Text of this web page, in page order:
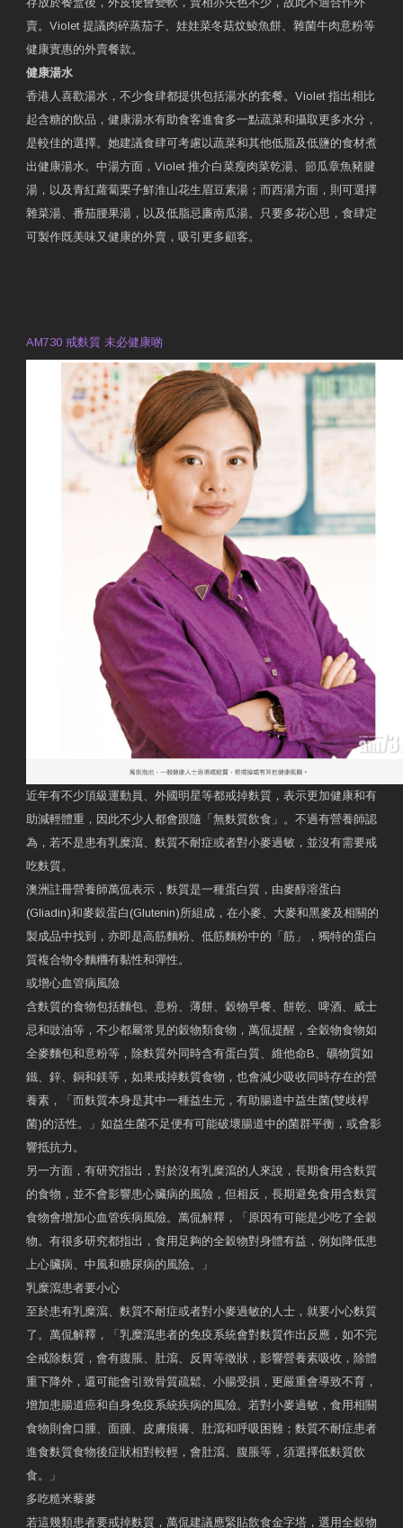
賣。Violet 提議肉碎蒸茄子、娃娃菜冬菇炆鯪魚餅、雜菌牛肉意粉等
健康實惠的外賣餐款。
健康湯水
香港人喜歡湯水，不少食肆都提供包括湯水的套餐。Violet 指出相比
起含糖的飲品，健康湯水有助食客進食多一點蔬菜和攝取更多水分，
是較佳的選擇。她建議食肆可考慮以蔬菜和其他低脂及低鹽的食材煮
出健康湯水。中湯方面，Violet 推介白菜瘦肉菜乾湯、節瓜章魚豬腱
湯，以及青紅蘿蔔栗子鮮淮山花生眉豆素湯；而西湯方面，則可選擇
雜菜湯、番茄腰果湯，以及低脂忌廉南瓜湯。只要多花心思，食肆定
可製作既美味又健康的外賣，吸引更多顧客。
AM730 戒麩質 未必健康啲
近年有不少頂級運動員、外國明星等都戒掉麩質，表示更加健康和有
助減輕體重，因此不少人都會跟隨「無麩質飲食」。不過有營養師認
為，若不是患有乳糜瀉、麩質不耐症或者對小麥過敏，並沒有需要戒
吃麩質。
澳洲註冊營養師萬侃表示，麩質是一種蛋白質，由麥醇溶蛋白
(Gliadin)和麥穀蛋白(Glutenin)所組成，在小麥、大麥和黑麥及相關的
製成品中找到，亦即是高筋麵粉、低筋麵粉中的「筋」，獨特的蛋白
質複合物令麵糰有黏性和彈性。
或增心血管病風險
含麩質的食物包括麵包、意粉、薄餅、穀物早餐、餅乾、啤酒、威士
忌和豉油等，不少都屬常見的穀物類食物，萬侃提醒，全穀物食物如
全麥麵包和意粉等，除麩質外同時含有蛋白質、維他命B、礦物質如
鐵、鋅、銅和鎂等，如果戒掉麩質食物，也會減少吸收同時存在的營
養素，「而麩質本身是其中一種益生元，有助腸道中益生菌(雙歧桿
菌)的活性。」如益生菌不足便有可能破壞腸道中的菌群平衡，或會影
響抵抗力。
另一方面，有研究指出，對於沒有乳糜瀉的人來說，長期食用含麩質
的食物，並不會影響患心臟病的風險，但相反，長期避免食用含麩質
食物會增加心血管疾病風險。萬侃解釋，「原因有可能是少吃了全穀
物。有很多研究都指出，食用足夠的全穀物對身體有益，例如降低患
上心臟病、中風和糖尿病的風險。」
乳糜瀉患者要小心
至於患有乳糜瀉、麩質不耐症或者對小麥過敏的人士，就要小心麩質
了。萬侃解釋，「乳糜瀉患者的免疫系統會對麩質作出反應，如不完
全戒除麩質，會有腹脹、肚瀉、反胃等徵狀，影響營養素吸收，除體
重下降外，還可能會引致骨質疏鬆、小腸受損，更嚴重會導致不育，
增加患腸道癌和自身免疫系統疾病的風險。若對小麥過敏，食用相關
食物則會口腫、面腫、皮膚痕癢、肚瀉和呼吸困難；麩質不耐症患者
進食麩質食物後症狀相對較輕，會肚瀉、腹脹等，須選擇低麩質飲
食。」
多吃糙米藜麥
若這幾類患者要戒掉麩質，萬侃建議應緊貼飲食金字塔，選用全穀物